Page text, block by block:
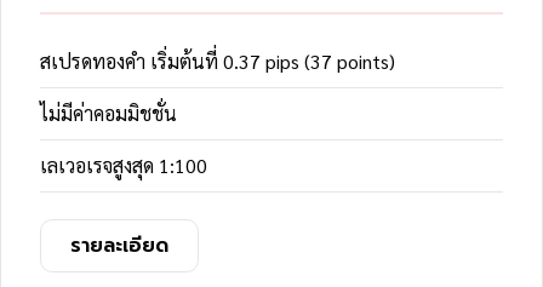
สเปรดทองคำ เริ่มต้นที่ 0.37 pips (37 points)
ไม่มีค่าคอมมิชชั่น
เลเวอเรจสูงสุด 1:100
รายละเอียด